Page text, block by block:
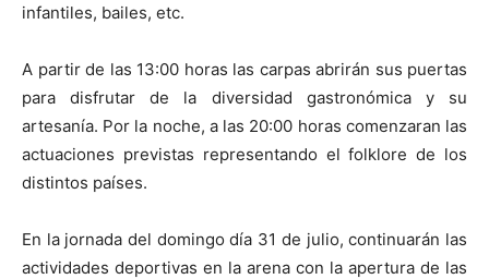
infantiles, bailes, etc.
A partir de las 13:00 horas las carpas abrirán sus puertas
para disfrutar de la diversidad gastronómica y su
artesanía. Por la noche, a las 20:00 horas comenzaran las
actuaciones previstas representando el folklore de los
distintos países.
En la jornada del domingo día 31 de julio, continuarán las
actividades deportivas en la arena con la apertura de las